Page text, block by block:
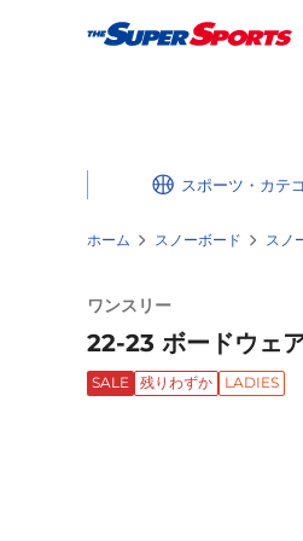
スポーツ・カテ
ホーム スノーボード スノ
ワンスリー
22-23 ボードウェ
SALE 残りわずか LADIES